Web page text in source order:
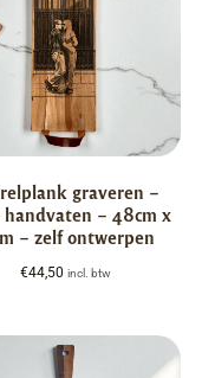
graveren –
handvaten – 48cm x
– zelf ontwerpen
€44,50 incl. btw